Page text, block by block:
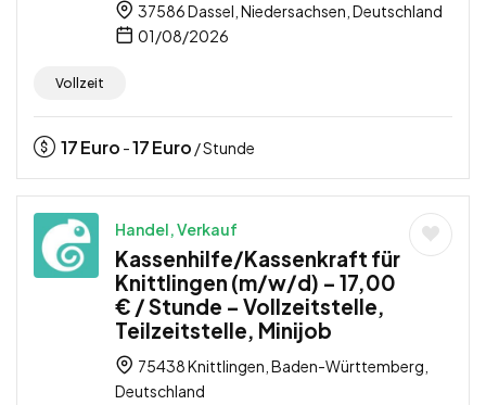
37586 Dassel, Niedersachsen, Deutschland
01/08/2026
Vollzeit
17Euro -17Euro / Stunde
Handel, Verkauf
Kassenhilfe/Kassenkraft für
Knittlingen (m/w/d) – 17,00
€ / Stunde – Vollzeitstelle,
Teilzeitstelle, Minijob
75438 Knittlingen, Baden-Württemberg,
Deutschland